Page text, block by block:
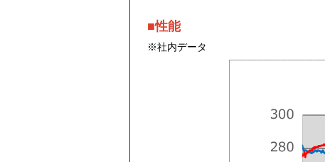
■性能
※社内データ